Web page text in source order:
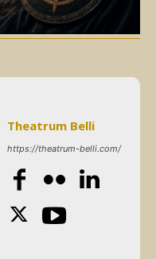
Theatrum Belli
https://theatrum-belli.com/